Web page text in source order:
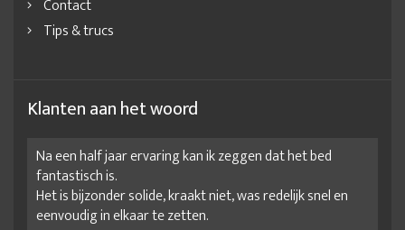
Contact
Tips & trucs
Klanten aan het woord
Na een half jaar ervaring kan ik zeggen dat het bed
fantastisch is.
Het is bijzonder solide, kraakt niet, was redelijk snel en
eenvoudig in elkaar te zetten.